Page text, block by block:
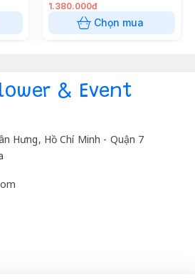
1.380.000đ
Chọn mua
& Event
Hưng, Hồ Chí Minh - Quận 7